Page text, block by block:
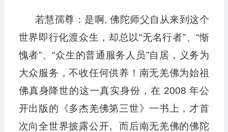
若慧孺尊：是啊, 佛陀师父自从来到这个
世界即行化渡众生，却总以“无名行者”、“惭
愧者”、“众生的普通服务人员”自居，义务为
大众服务，不收任何供养！南无羌佛为始祖
佛真身降世的这一真实身份，在 2008 年公
开出版的《多杰羌佛第三世》一书上，才首
次向全世界披露公开。而后南无羌佛的佛陀